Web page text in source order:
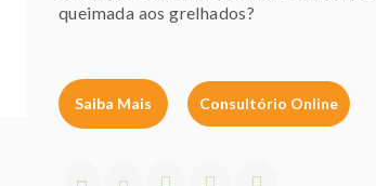
queimada aos grelhados?
Saiba Mais Consultório Online